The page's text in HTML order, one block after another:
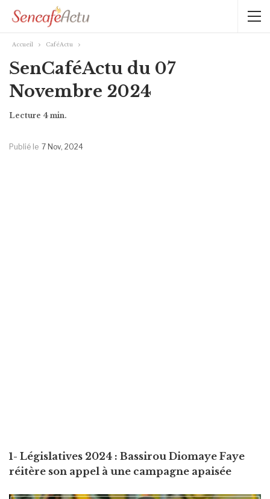
Accueil CaféActu
SenCaféActu du 07
Novembre 2024
Publié le 7 Nov, 2024
1- Législatives 2024 : Bassirou Diomaye Faye
réitère son appel à une campagne apaisée